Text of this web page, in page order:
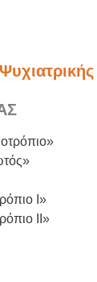
Ι»
IΙ»